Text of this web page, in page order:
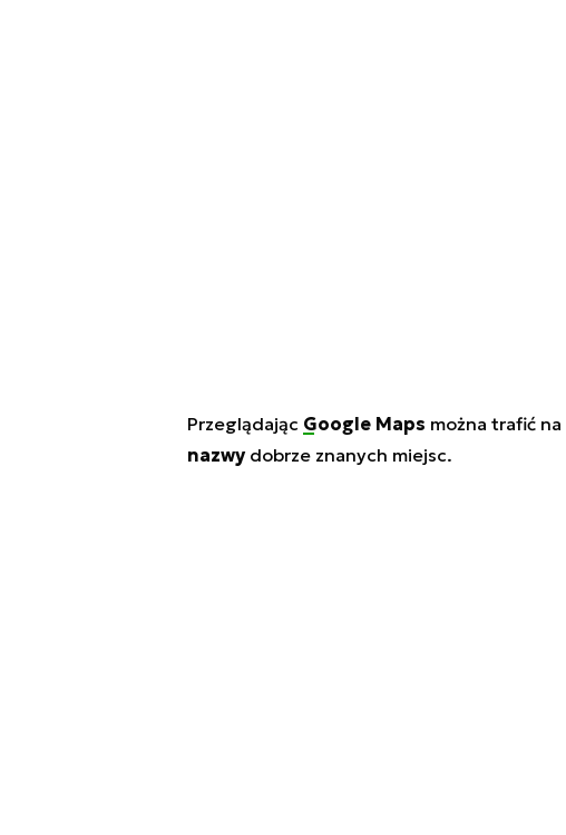
Przeglądając Google Maps można trafić na
nazwydobrze znanych miejsc.